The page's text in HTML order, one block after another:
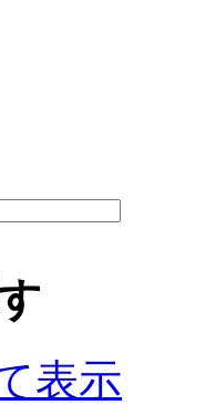
表示